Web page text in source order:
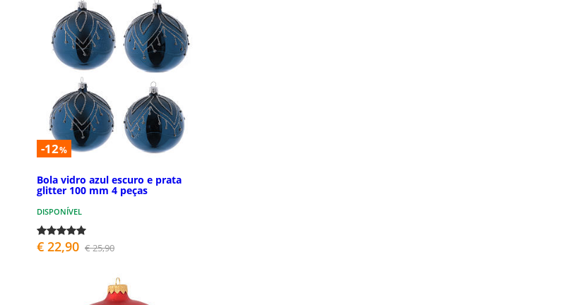
-12%
Bola vidro azul escuro e prata
glitter 100 mm 4 peças
DISPONÍVEL
€ 22,90 € 25,90